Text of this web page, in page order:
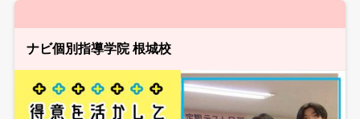
ナビ個別指導学院 根城校